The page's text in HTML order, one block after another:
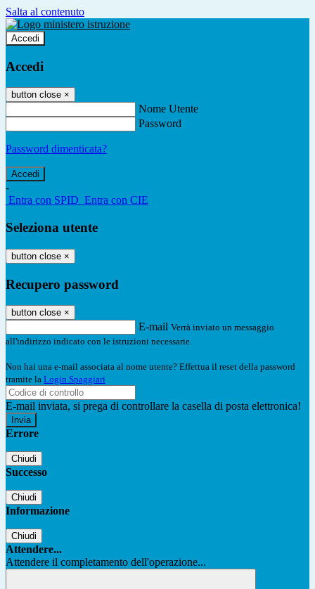
Salta al contenuto
Accedi
Accedi
button close ×
Nome Utente
Password
Password dimenticata?
-
Entra con SPID Entra con CIE
Seleziona utente
button close ×
Recupero password
button close ×
E-mail Verrà inviato un messaggio
all'indirizzo indicato con le istruzioni necessarie.
Non hai una e-mail associata al nome utente? Effettua il reset della password
tramite la Login Spaggiari
E-mail inviata, si prega di controllare la casella di posta elettronica!
Errore
Chiudi
Successo
Chiudi
Informazione
Chiudi
Attendere...
Attendere il completamento dell'operazione...